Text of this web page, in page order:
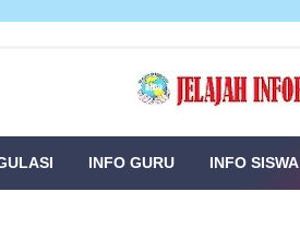
INFO GURU INFO SISWA